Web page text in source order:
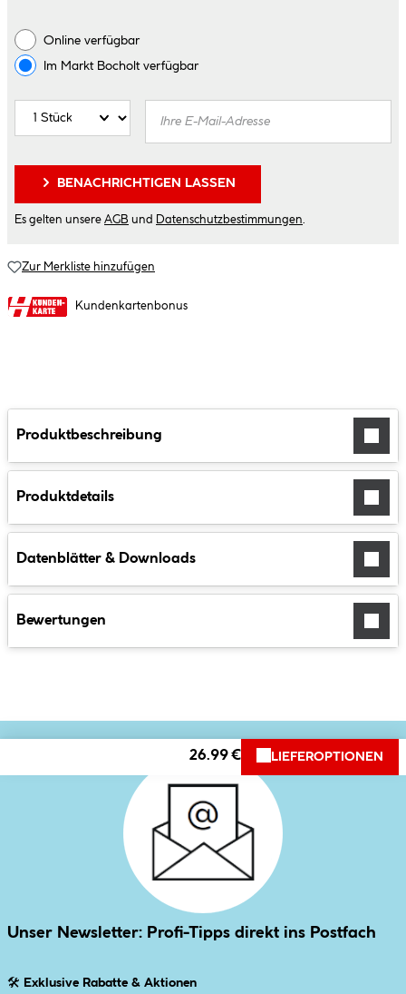
Online verfügbar
Im Markt Bocholtverfügbar
BENACHRICHTIGEN LASSEN
Es gelten unsere AGB und Datenschutzbestimmungen
Zur Merkliste hinzufügen
Kundenkartenbonus
Produktbeschreibung
Produktdetails
Datenblätter & Downloads
Bewertungen
26.99 € LIEFEROPTIONEN
Unser Newsletter: Profi-Tipps direkt ins Postfach
🛠 Exklusive Rabatte & Aktionen